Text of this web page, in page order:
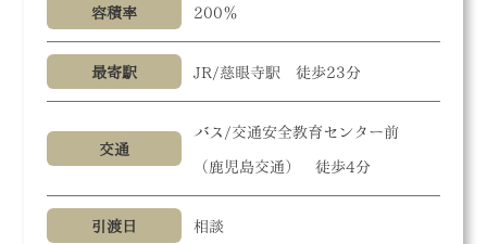
容積率 200％
最寄駅 JR/慈眼寺駅 徒歩23分
交通
バス/交通安全教育センター前
（鹿児島交通） 徒歩4分
引渡日 相談